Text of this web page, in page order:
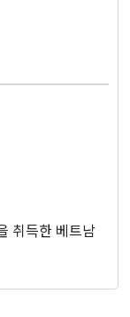
취득한 베트남